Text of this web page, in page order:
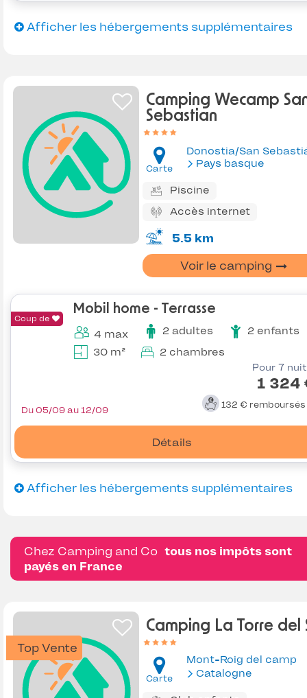
Afficher les hébergements supplémentaires
Camping Wecamp
Sebastian
Carte
Donostia/San
Pays basque
Piscine
Accès internet
5.5 km
Voir le camping
Coup de
Mobil home - Terrasse
4 max 2 adultes
2 enfants
30 m²
2 chambres
Pour 7
1 324
132 € remboursés
Détails
Du 05/09 au 12/09
Afficher les hébergements supplémentaires
Chez Camping and Co tous nos impôts sont
payés en France
Top Vente
Camping La Torre del
Carte
Mont-Roig del camp
Catalogne